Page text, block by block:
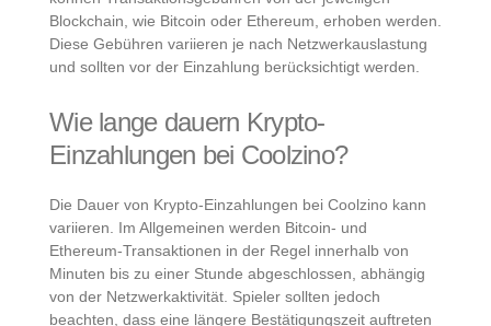
Blockchain, wie Bitcoin oder Ethereum, erhoben werden.
Diese Gebühren variieren je nach Netzwerkauslastung
und sollten vor der Einzahlung berücksichtigt werden.
Wie lange dauern Krypto-
Einzahlungen bei Coolzino?
Die Dauer von Krypto-Einzahlungen bei Coolzino kann
variieren. Im Allgemeinen werden Bitcoin- und
Ethereum-Transaktionen in der Regel innerhalb von
Minuten bis zu einer Stunde abgeschlossen, abhängig
von der Netzwerkaktivität. Spieler sollten jedoch
beachten, dass eine längere Bestätigungszeit auftreten